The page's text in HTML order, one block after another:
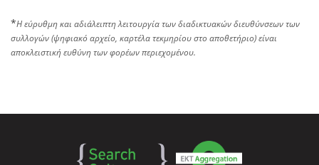
*Η εύρυθμη και αδιάλειπτη λειτουργία των διαδικτυακών διευθύνσεων των
συλλογών (ψηφιακό αρχείο, καρτέλα τεκμηρίου στο αποθετήριο) είναι
αποκλειστική ευθύνη των φορέων περιεχομένου.